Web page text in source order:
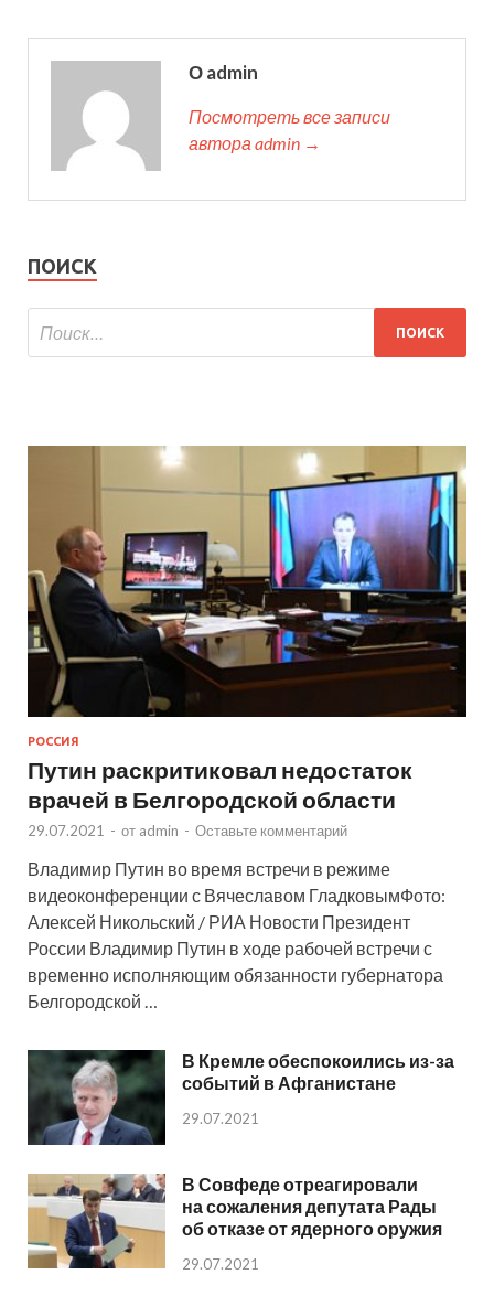
О admin
Посмотреть все записи
автора admin →
ПОИСК
РОССИЯ
Путин раскритиковал недостаток
врачей в Белгородской области
29.07.2021 - от admin - Оставьте комментарий
Владимир Путин во время встречи в режиме
видеоконференции с Вячеславом ГладковымФото:
Алексей Никольский / РИА Новости Президент
России Владимир Путин в ходе рабочей встречи с
временно исполняющим обязанности губернатора
Белгородской …
В Кремле обеспокоились из-за
событий в Афганистане
29.07.2021
В Совфеде отреагировали
на сожаления депутата Рады
об отказе от ядерного оружия
29.07.2021